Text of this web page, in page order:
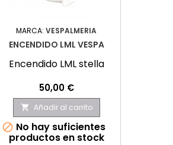
MARCA: VESPALMERIA
ENCENDIDO LML VESPA
Encendido LML stella
Precio
50,00 €
 Añadir al carrito
 No hay suficientes
productos en stock